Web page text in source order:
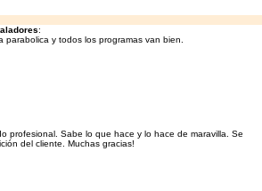
:
y todos los programas van bien.
profesional. Sabe lo que hace y lo hace de maravilla. Se
del cliente. Muchas gracias!